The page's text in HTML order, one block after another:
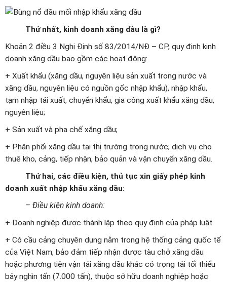
Thứ nhất, kinh doanh xăng dầu là gì?
Khoản 2 điều 3 Nghị Định số 83/2014/NĐ – CP, quy định kinh
doanh xăng dầu bao gồm các hoạt động:
+ Xuất khẩu (xăng dầu, nguyên liệu sản xuất trong nước và
xăng dầu, nguyên liệu có nguồn gốc nhập khẩu), nhập khẩu,
tạm nhập tái xuất, chuyển khẩu, gia công xuất khẩu xăng dầu,
nguyên liệu;
+ Sản xuất và pha chế xăng dầu;
+ Phân phối xăng dầu tại thị trường trong nước; dịch vụ cho
thuê kho, cảng, tiếp nhận, bảo quản và vận chuyển xăng dầu.
Thứ hai, các điều kiện, thủ tục xin giấy phép kinh
doanh xuất nhập khẩu xăng dầu:
– Điều kiện kinh doanh:
+ Doanh nghiệp được thành lập theo quy định của pháp luật.
+ Có cầu cảng chuyên dụng nằm trong hệ thống cảng quốc tế
của Việt Nam, bảo đảm tiếp nhận được tàu chở xăng dầu
hoặc phương tiện vận tải xăng dầu khác có trọng tải tối thiểu
bảy nghìn tấn (7.000 tấn), thuộc sở hữu doanh nghiệp hoặc